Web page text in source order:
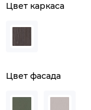
Цвет каркаса
Цвет фасада